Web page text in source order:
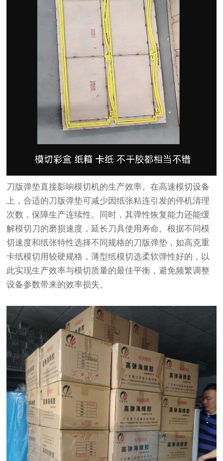
刀版弹垫直接影响模切机的生产效率。在高速模切设备
上，合适的刀版弹垫可减少因纸张粘连引发的停机清理
次数，保障生产连续性。同时，其弹性恢复能力还能缓
解模切刀的磨损速度，延长刀具使用寿命。根据不同模
切速度和纸张特性选择不同规格的刀版弹垫，如高克重
卡纸模切用较硬规格，薄型纸模切选柔软弹性好的，以
此实现生产效率与模切质量的最佳平衡，避免频繁调整
设备参数带来的效率损失。